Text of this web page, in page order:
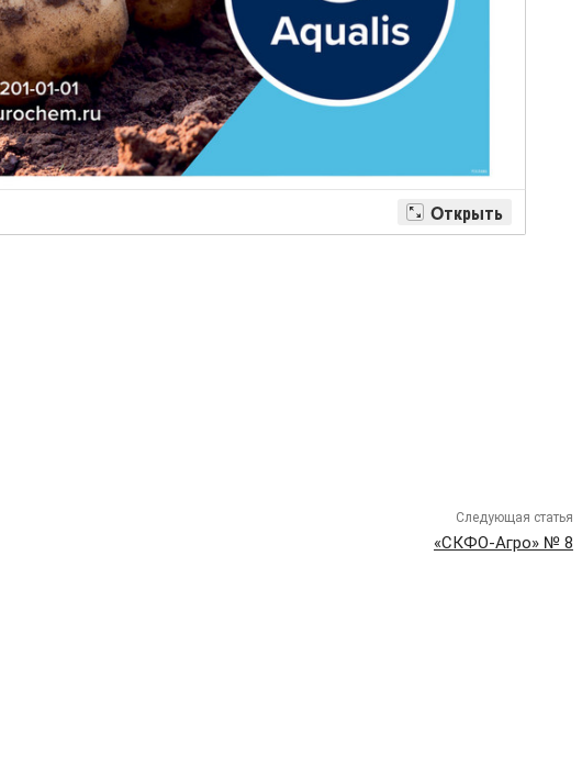
Следующая статья
«СКФО-Агро» № 8